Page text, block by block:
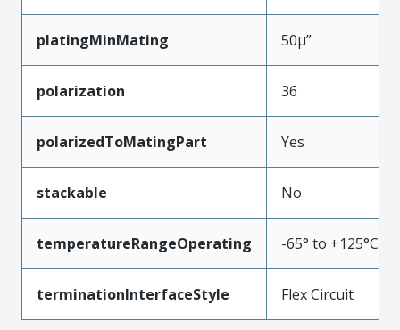
platingMinMating 50µ”
polarization 36
polarizedToMatingPart Yes
stackable No
temperatureRangeOperating -65° to +125°C
terminationInterfaceStyle Flex Circuit